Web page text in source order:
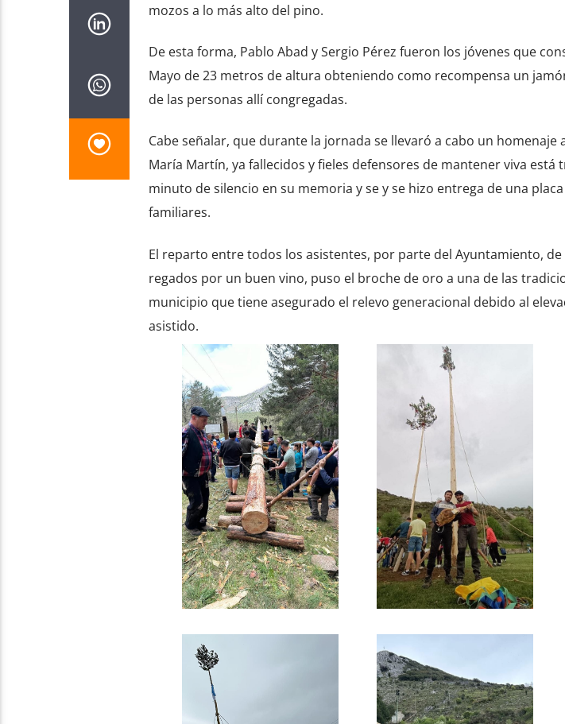
mozos a lo más alto del pino.
De esta forma, Pablo Abad y Sergio Pérez fueron los jóvenes que
Mayo de 23 metros de altura obteniendo como recompensa un
de las personas allí congregadas.
Cabe señalar, que durante la jornada se llevaró a cabo un homenaje
María Martín, ya fallecidos y fieles defensores de mantener viva está
minuto de silencio en su memoria y se y se hizo entrega de una
familiares.
El reparto entre todos los asistentes, por parte del Ayuntamiento, de
regados por un buen vino, puso el broche de oro a una de las
municipio que tiene asegurado el relevo generacional debido al
asistido.